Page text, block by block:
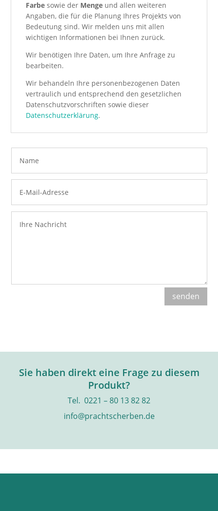
Farbesowie der Menge und allen weiteren
Angaben, die für die Planung Ihres Projekts von
Bedeutung sind. Wir melden uns mit allen
wichtigen Informationen bei Ihnen zurück.
Wir benötigen Ihre Daten, um Ihre Anfrage zu
bearbeiten.
Wir behandeln Ihre personenbezogenen Daten
vertraulich und entsprechend den gesetzlichen
Datenschutzvorschriften sowie dieser
Datenschutzerklärung.
senden
Sie haben direkt eine Frage zu diesem
Produkt?
Tel. 0221 – 80 13 82 82
info@prachtscherben.de